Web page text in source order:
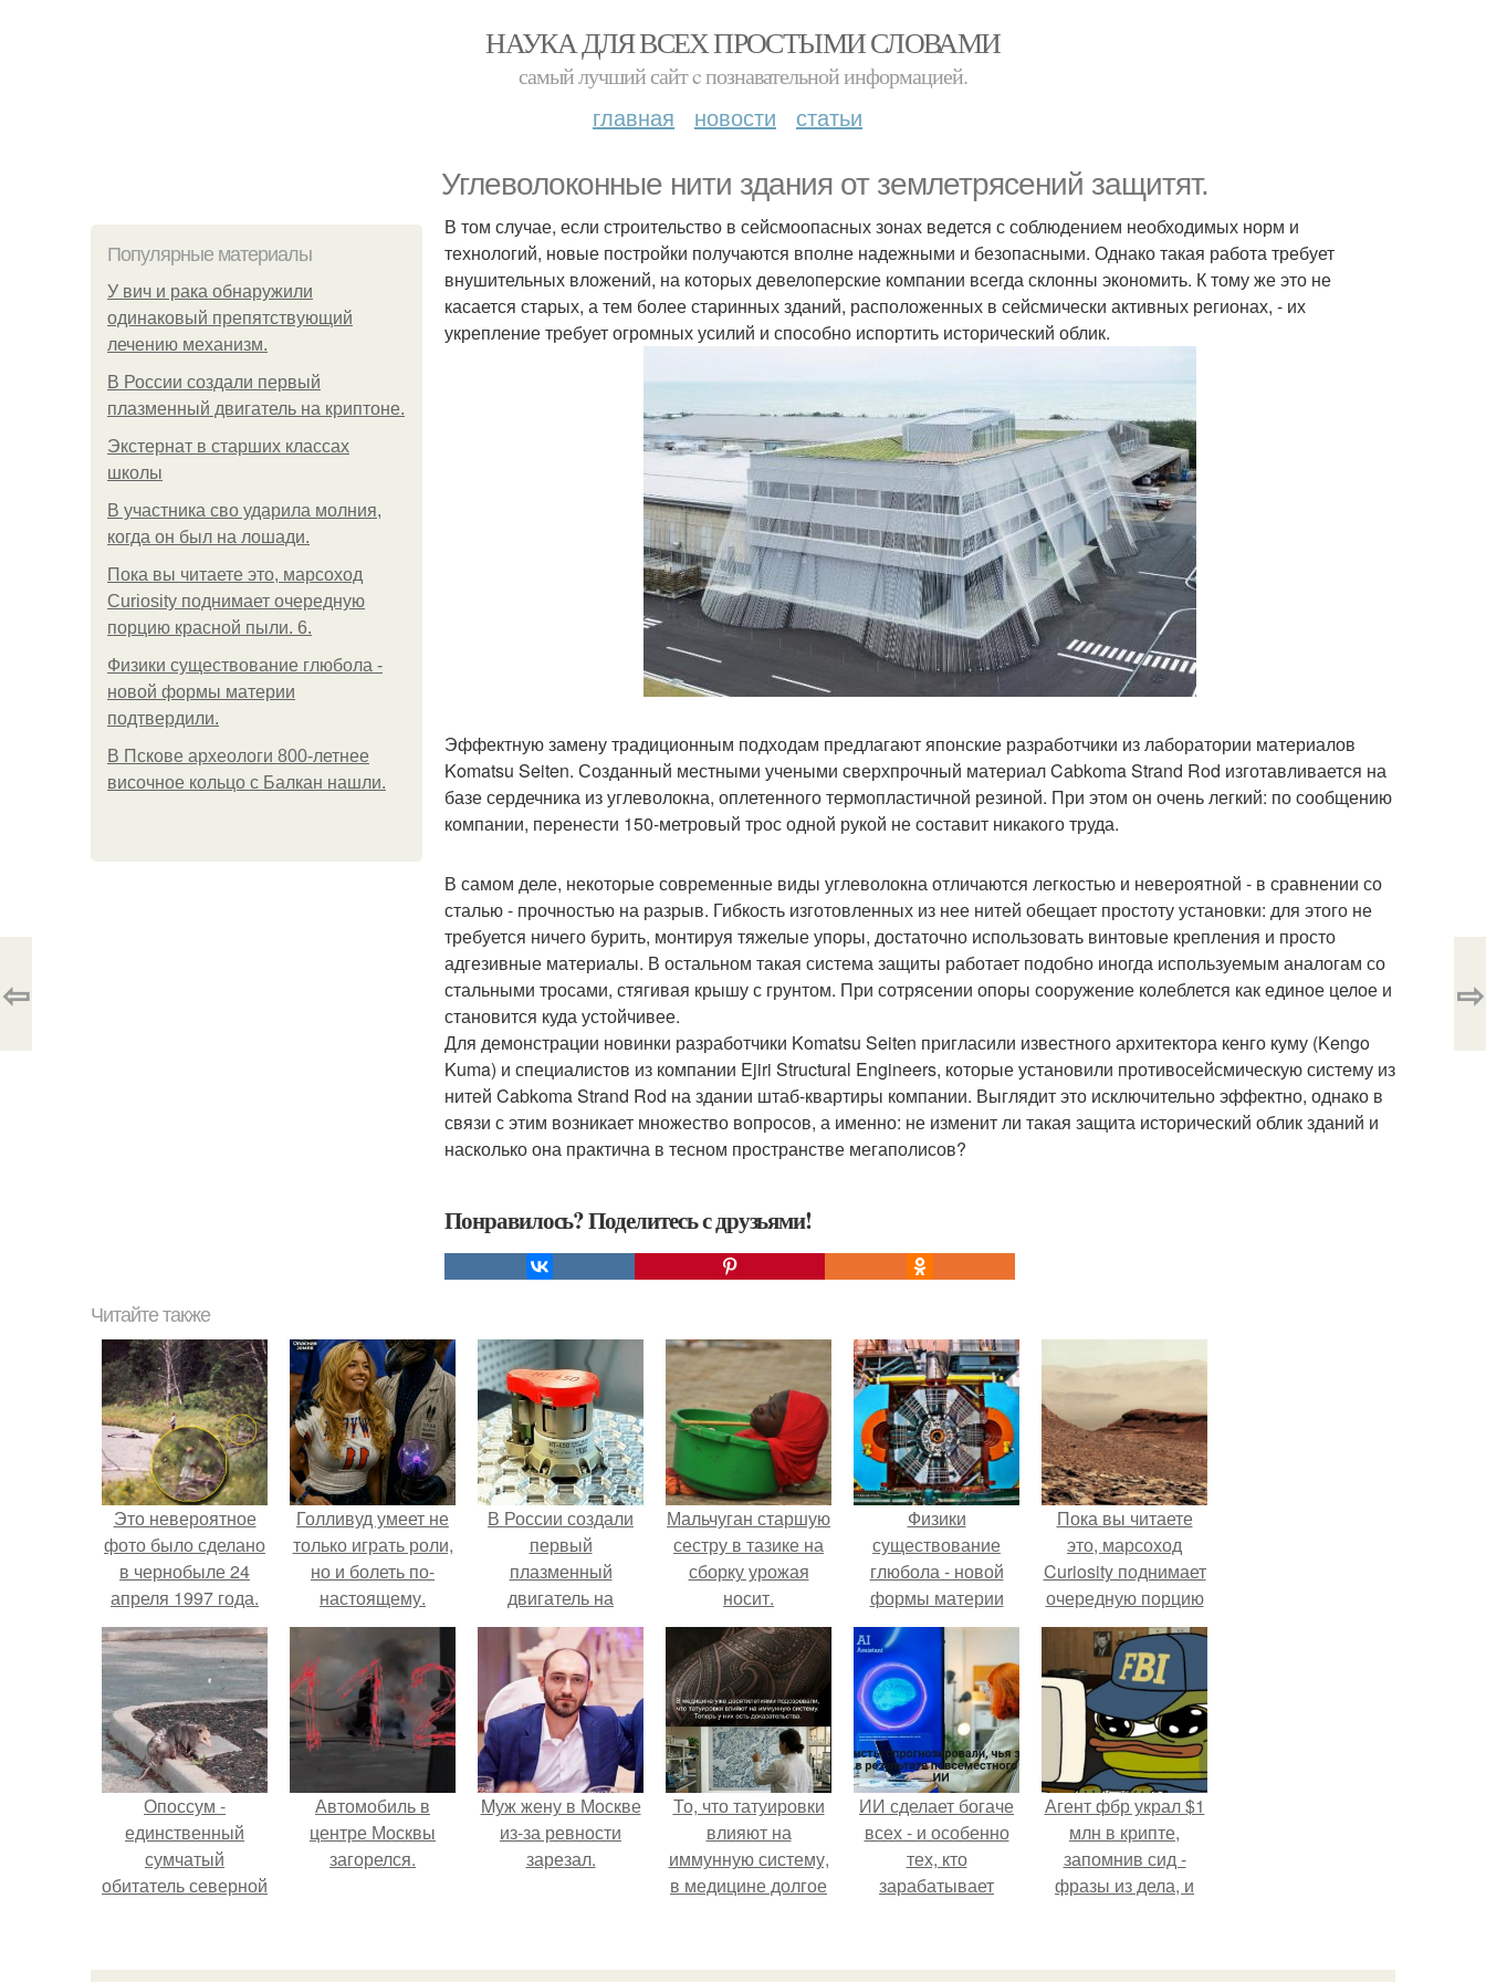
НАУКА ДЛЯ ВСЕХ ПРОСТЫМИ СЛОВАМИ
самый лучший сайт c познавательной информацией.
главная новости статьи
Углеволоконные нити здания от землетрясений защитят.
Популярные материалы
У вич и рака обнаружили
одинаковый препятствующий
лечению механизм.
В России создали первый
плазменный двигатель на криптоне.
Экстернат в старших классах
школы
В участника сво ударила молния,
когда он был на лошади.
Пока вы читаете это, марсоход
Curiosity поднимает очередную
порцию красной пыли. 6.
Физики существование глюбола -
новой формы материи
подтвердили.
В Пскове археологи 800-летнее
височное кольцо с Балкан нашли.
В том случае, если строительство в сейсмоопасных зонах ведется с соблюдением необходимых норм и
технологий, новые постройки получаются вполне надежными и безопасными. Однако такая работа требует
внушительных вложений, на которых девелоперские компании всегда склонны экономить. К тому же это не
касается старых, а тем более старинных зданий, расположенных в сейсмически активных регионах, - их
укрепление требует огромных усилий и способно испортить исторический облик.
Эффектную замену традиционным подходам предлагают японские разработчики из лаборатории материалов
Komatsu Seiten. Созданный местными учеными сверхпрочный материал Cabkoma Strand Rod изготавливается на
базе сердечника из углеволокна, оплетенного термопластичной резиной. При этом он очень легкий: по сообщению
компании, перенести 150-метровый трос одной рукой не составит никакого труда.
В самом деле, некоторые современные виды углеволокна отличаются легкостью и невероятной - в сравнении со
сталью - прочностью на разрыв. Гибкость изготовленных из нее нитей обещает простоту установки: для этого не
требуется ничего бурить, монтируя тяжелые упоры, достаточно использовать винтовые крепления и просто
адгезивные материалы. В остальном такая система защиты работает подобно иногда используемым аналогам со
стальными тросами, стягивая крышу с грунтом. При сотрясении опоры сооружение колеблется как единое целое и
становится куда устойчивее.
Для демонстрации новинки разработчики Komatsu Seiten пригласили известного архитектора кенго куму (Kengo
Kuma) и специалистов из компании Ejiri Structural Engineers, которые установили противосейсмическую систему из
нитей Cabkoma Strand Rod на здании штаб-квартиры компании. Выглядит это исключительно эффектно, однако в
связи с этим возникает множество вопросов, а именно: не изменит ли такая защита исторический облик зданий и
насколько она практична в тесном пространстве мегаполисов?
Понравилось? Поделитесь с друзьями!
⇦ ⇨
Читайте также
Это невероятное
фото было сделано
в чернобыле 24
апреля 1997 года.
Голливуд умеет не
только играть роли,
но и болеть по-
настоящему.
В России создали
первый
плазменный
двигатель на
криптоне.
Мальчуган старшую
сестру в тазике на
сборку урожая
носит.
Физики
существование
глюбола - новой
формы материи
подтвердили.
Пока вы читаете
это, марсоход
Curiosity поднимает
очередную порцию
красной пыли. 6.
Опоссум -
единственный
сумчатый
обитатель северной
Автомобиль в
центре Москвы
загорелся.
Mуж жену в Москве
из-за ревности
зарезал.
То, что татуировки
влияют на
иммунную систему,
в медицине долгое
лишь как гипотеза.
ИИ сделает богаче
всех - и особенно
тех, кто
зарабатывает
Агент фбр украл $1
млн в крипте,
запомнив сид -
фразы из дела, и
потратить.